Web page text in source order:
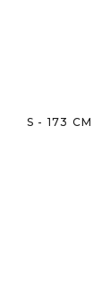
S - 173 CM